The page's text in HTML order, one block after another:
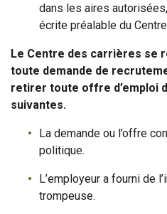
dans les aires
écrite préalable du
Le Centre des carrières se
toute demande de
retirer toute offre d’emploi
suivantes.
La demande ou l’offre
politique.
L’employeur a fourni de
trompeuse.